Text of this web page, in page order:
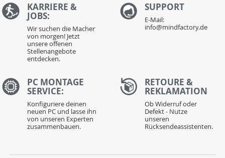
KARRIERE &
JOBS:
Wir suchen die Macher
von morgen! Jetzt
unsere offenen
Stellenangebote
entdecken.
SUPPORT
E-Mail:
info@mindfactory.de
PC MONTAGE
SERVICE:
Konfiguriere deinen
neuen PC und lasse ihn
von unseren Experten
zusammenbauen.
RETOURE &
REKLAMATION
Ob Widerruf oder
Defekt - Nutze
unseren
Rücksendeassistenten.